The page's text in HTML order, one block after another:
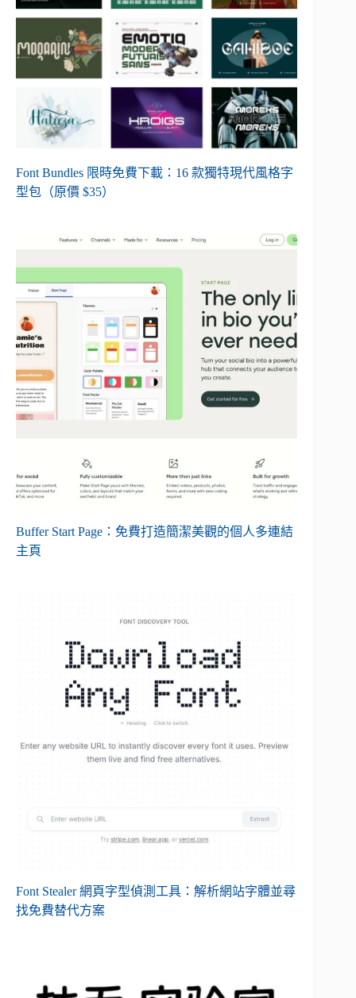
Font Bundles 限時免費下載：16 款獨特現代風格字
型包（原價 $35）
Buffer Start Page：免費打造簡潔美觀的個人多連結
主頁
Font Stealer 網頁字型偵測工具：解析網站字體並尋
找免費替代方案